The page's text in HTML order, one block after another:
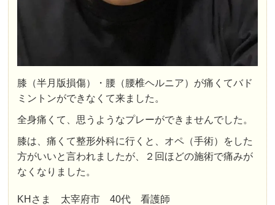
膝（半月版損傷）・腰（腰椎ヘルニア）が痛くてバド
ミントンができなくて来ました。
全身痛くて、思うようなプレーができませんでした。
膝は、痛くて整形外科に行くと、オペ（手術）をした
方がいいと言われましたが、２回ほどの施術で痛みが
なくなりました。
KHさま 太宰府市 40代 看護師